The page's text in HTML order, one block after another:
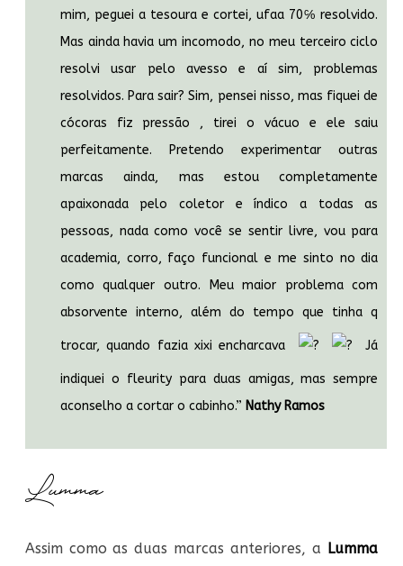
mim, peguei a tesoura e cortei, ufaa 70℅ resolvido.
Mas ainda havia um incomodo, no meu terceiro ciclo
resolvi usar pelo avesso e aí sim, problemas
resolvidos. Para sair? Sim, pensei nisso, mas fiquei de
cócoras fiz pressão , tirei o vácuo e ele saiu
perfeitamente. Pretendo experimentar outras
marcas ainda, mas estou completamente
apaixonada pelo coletor e índico a todas as
pessoas, nada como você se sentir livre, vou para
academia, corro, faço funcional e me sinto no dia
como qualquer outro. Meu maior problema com
absorvente interno, além do tempo que tinha q
trocar, quando fazia xixi encharcava Já
indiquei o fleurity para duas amigas, mas sempre
aconselho a cortar o cabinho.” Nathy Ramos
Lumma
Assim como as duas marcas anteriores, a Lumma